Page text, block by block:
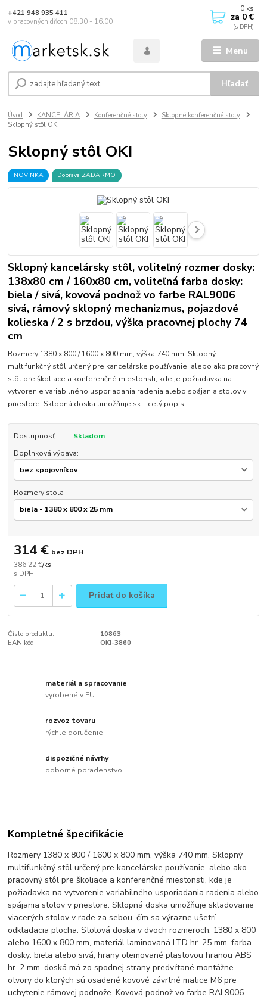
Menu
Hľadať
+421 948 935 411
v pracovných dňoch 08.30 - 16.00
0 ks
za 0 €
Úvod KANCELÁRIA Konferenčné stoly
Sklopné konferenčné stoly
Sklopný stôl OKI
Sklopný stôl OKI
NOVINKA Doprava ZADARMO
Sklopný kancelársky stôl, voliteľný rozmer dosky:
138x80 cm / 160x80 cm, voliteľná farba dosky:
biela / sivá, kovová podnož vo farbe RAL9006
sivá, rámový sklopný mechanizmus, pojazdové
kolieska / 2 s brzdou, výška pracovnej plochy 74
cm
Rozmery 1380 x 800 / 1600 x 800 mm, výška 740 mm. Sklopný
multifunkčný stôl určený pre kancelárske používanie, alebo ako pracovný
stôl pre školiace a konferenčné miestonsti, kde je požiadavka na
vytvorenie variabilného usporiadania radenia alebo spájania stolov v
priestore. Sklopná doska umožňuje sk... celý popis
Dostupnosť
Skladom
Doplnková výbava:
Rozmery stola
386,22 €/ks
314 € bez DPH
Pridať do košíka
Číslo produktu:
10863
EAN kód:
OKI-3860
materiál a spracovanie
vyrobené v EU
rozvoz tovaru
rýchle doručenie
dispozičné návrhy
odborné poradenstvo
Kompletné špecifikácie
Rozmery 1380 x 800 / 1600 x 800 mm, výška 740 mm. Sklopný
multifunkčný stôl určený pre kancelárske používanie, alebo ako
pracovný stôl pre školiace a konferenčné miestonsti, kde je
požiadavka na vytvorenie variabilného usporiadania radenia alebo
spájania stolov v priestore. Sklopná doska umožňuje skladovanie
viacerých stolov v rade za sebou, čím sa výrazne ušetrí
odkladacia plocha. Stolová doska v dvoch rozmeroch: 1380 x 800
alebo 1600 x 800 mm, materiál laminovaná LTD hr. 25 mm, farba
dosky: biela alebo sivá, hrany olemované plastovou hranou ABS
hr. 2 mm, doská má zo spodnej strany predvŕtané montážne
otvory do ktorých sú osadené kovové závrtné matice M6 pre
uchytenie rámovej podnože. Kovová podnož vo farbe RAL9006